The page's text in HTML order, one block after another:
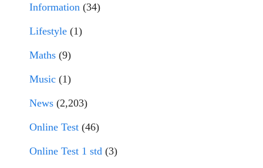
Information (34)
Lifestyle (1)
Maths (9)
Music (1)
News (2,203)
Online Test (46)
Online Test 1 std (3)